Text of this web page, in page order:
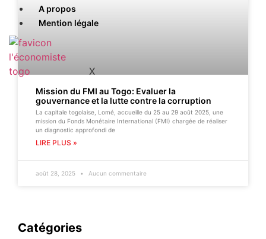
A propos
Mention légale
X
Mission du FMI au Togo: Evaluer la
gouvernance et la lutte contre la corruption
La capitale togolaise, Lomé, accueille du 25 au 29 août 2025, une
mission du Fonds Monétaire International (FMI) chargée de réaliser
un diagnostic approfondi de
LIRE PLUS »
août 28, 2025 Aucun commentaire
Catégories